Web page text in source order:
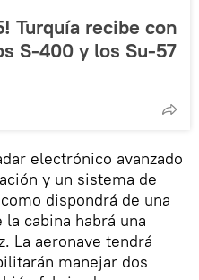
Turquía recibe con
S-400 y los Su-57
electrónico avanzado
y un sistema de
dispondrá de una
cabina habrá una
La aeronave tendrá
manejar dos